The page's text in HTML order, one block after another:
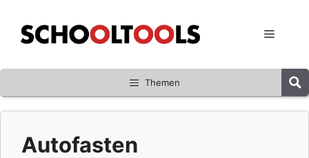
Inhalt
springen
Menü
Themen
Autofasten